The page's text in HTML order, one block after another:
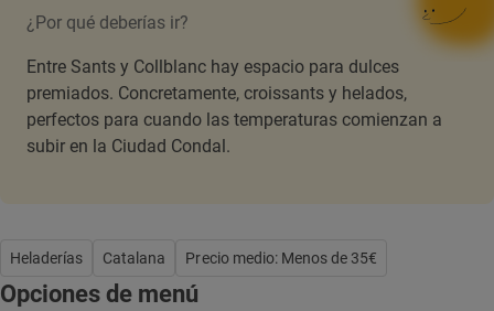
¿Por qué deberías ir?
Entre Sants y Collblanc hay espacio para dulces
premiados. Concretamente, croissants y helados,
perfectos para cuando las temperaturas comienzan a
subir en la Ciudad Condal.
Heladerías Catalana Precio medio: Menos de 35€
Opciones de menú